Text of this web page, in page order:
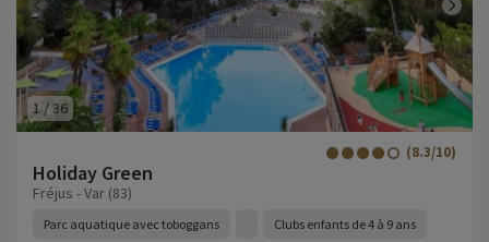
1 /36
Holiday Green
(8.3/10)
Fréjus - Var (83)
Parc aquatique avec toboggans Clubs enfants de 4 à 9 ans